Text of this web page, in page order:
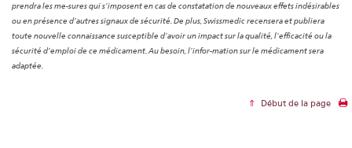
prendra les me-sures qui s’imposent en cas de constatation de nouveaux effets indésirables
ou en présence d’autres signaux de sécurité. De plus, Swissmedic recensera et publiera
toute nouvelle connaissance susceptible d’avoir un impact sur la qualité, l’efficacité ou la
sécurité d’emploi de ce médicament. Au besoin, l’infor-mation sur le médicament sera
adaptée.
Début de la page